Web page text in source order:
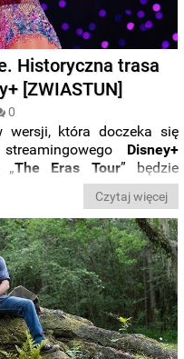
Historyczna trasa
[ZWIASTUN]
0
która doczeka się
Disney+
„The Eras Tour” będzie
które nie były dostępne
i cyfrowej.Czytaj więcej